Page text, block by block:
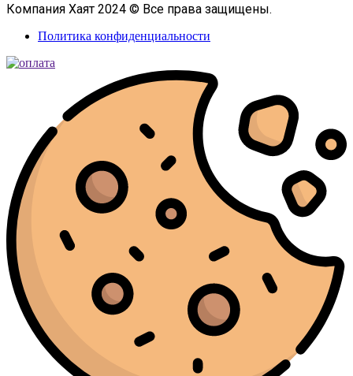
Компания Хаят 2024 © Все права защищены.
Политика конфиденциальности